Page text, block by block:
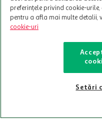
Iti stam
preferințele privind cookie-
pentru a afla mai multe detalii,
cookie-uri
Setări